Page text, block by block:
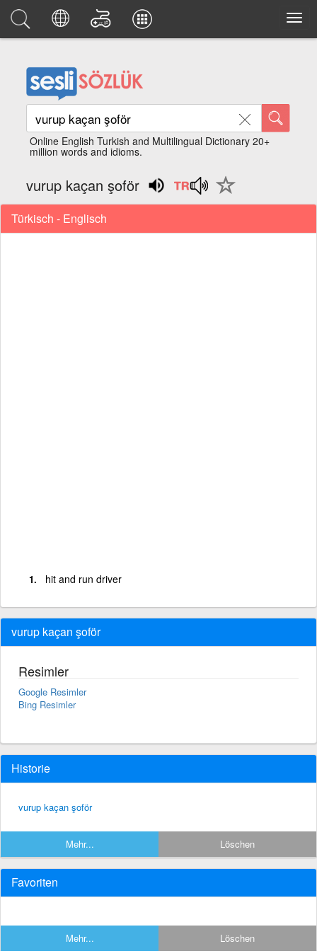
Online English Turkish and Multilingual Dictionary 20+
million words and idioms.
vurup kaçan şoför
Türkisch - Englisch
hit and run driver
vurup kaçan şoför
Resimler
Google Resimler
Bing Resimler
Historie
vurup kaçan şoför
Mehr... Löschen
Favoriten
Mehr... Löschen